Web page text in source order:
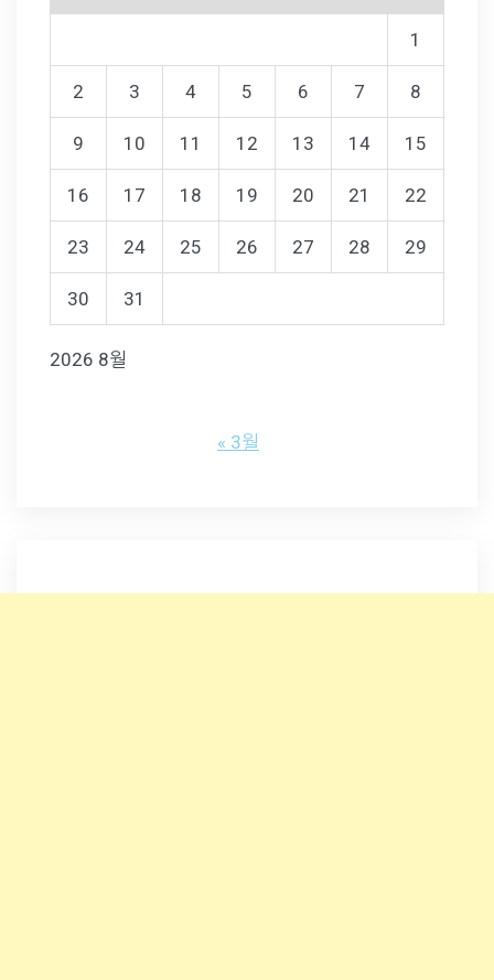
2026 8월
1
2 3 4 5 6 7 8
9 10 11 12 13 14 15
16 17 18 19 20 21 22
23 24 25 26 27 28 29
30 31
« 3월